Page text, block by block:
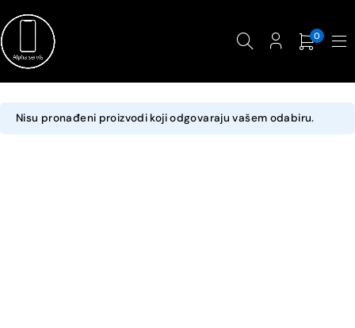
0
Nisu pronađeni proizvodi koji odgovaraju vašem odabiru.